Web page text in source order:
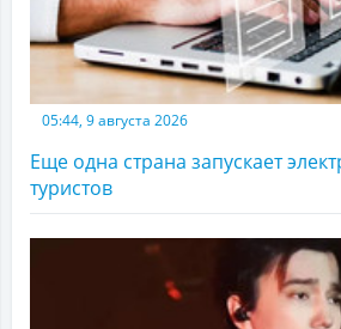
05:44, 9 августа 2026
Еще одна страна запускает
туристов